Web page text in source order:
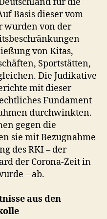
Basis dieser vom
wurden von der
von Kitas,
Sportstätten,
Die Judikative
mit dieser
Fundament
durchwinkten.
gegen die
sie mit Bezugnahme
des RKI – der
der Corona-Zeit in
– ab.
aus den